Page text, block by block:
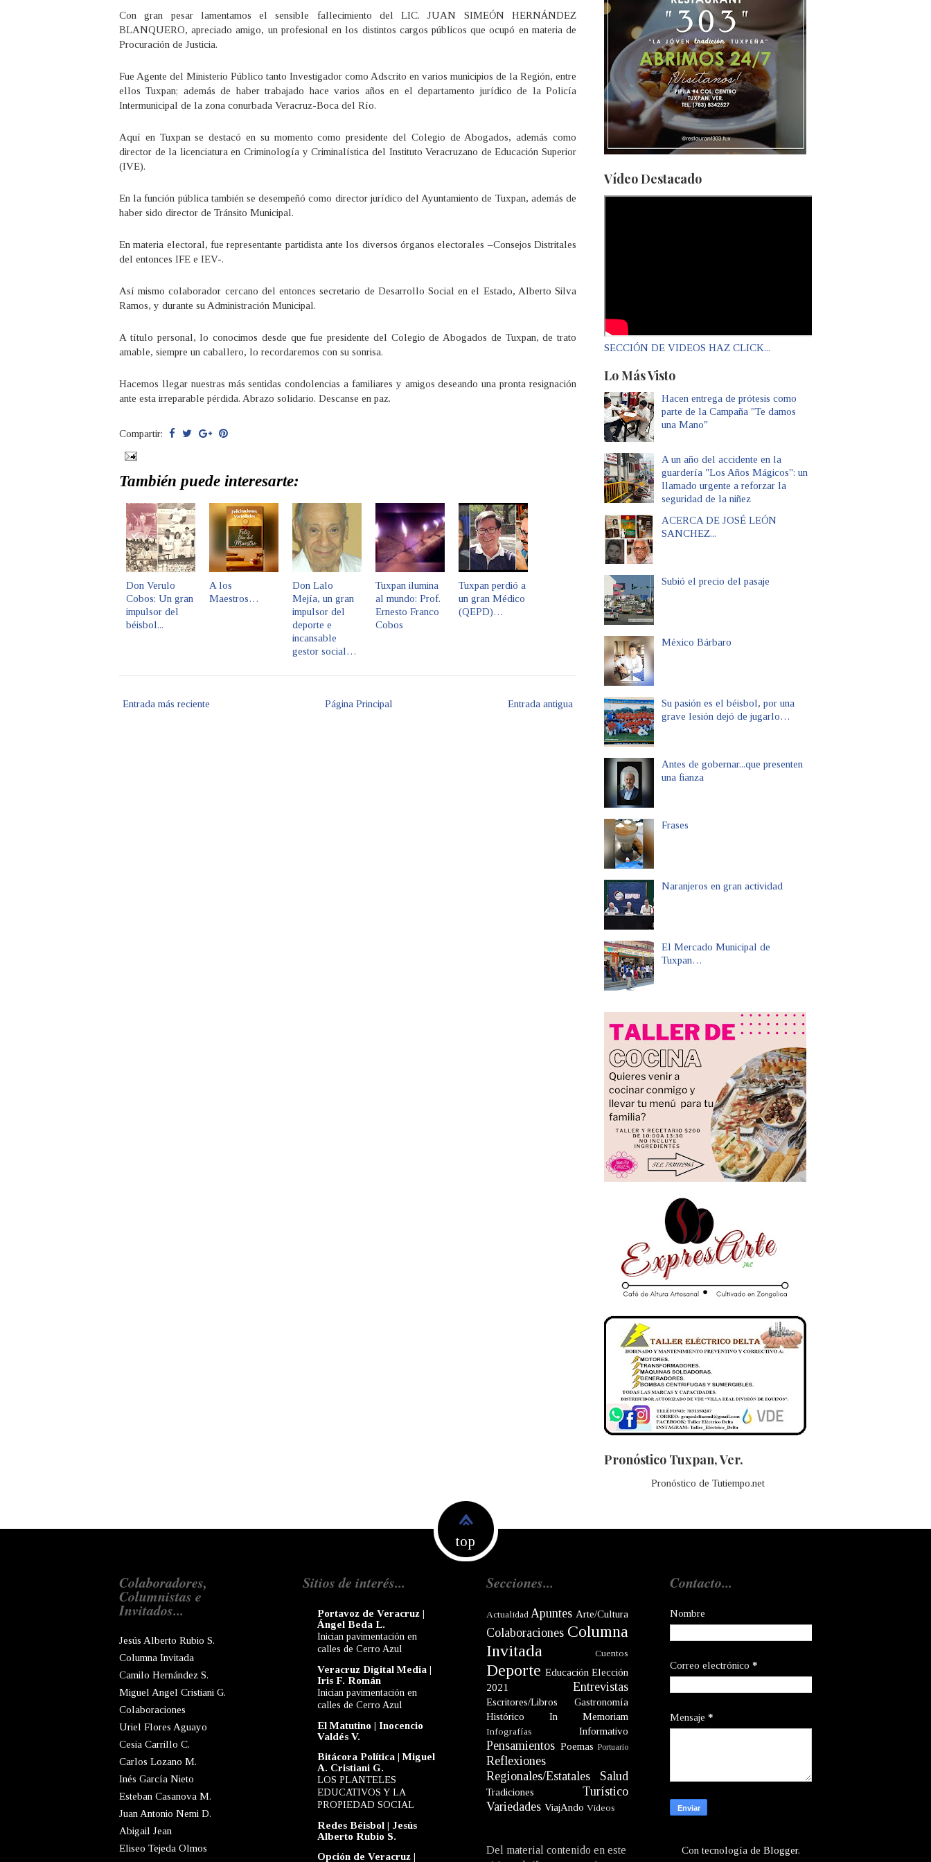
Con gran pesar lamentamos el sensible fallecimiento del LIC. JUAN SIMEÓN HERNÁNDEZ
BLANQUERO, apreciado amigo, un profesional en los distintos cargos públicos que ocupó en materia de
Procuración de Justicia.
Fue Agente del Ministerio Público tanto Investigador como Adscrito en varios municipios de la Región, entre
ellos Tuxpan; además de haber trabajado hace varios años en el departamento jurídico de la Policía
Intermunicipal de la zona conurbada Veracruz-Boca del Río.
Aquí en Tuxpan se destacó en su momento como presidente del Colegio de Abogados, además como
director de la licenciatura en Criminología y Criminalística del Instituto Veracruzano de Educación Superior
(IVE).
En la función pública también se desempeñó como director jurídico del Ayuntamiento de Tuxpan, además de
haber sido director de Tránsito Municipal.
En materia electoral, fue representante partidista ante los diversos órganos electorales –Consejos Distritales
del entonces IFE e IEV-.
Así mismo colaborador cercano del entonces secretario de Desarrollo Social en el Estado, Alberto Silva
Ramos, y durante su Administración Municipal.
A título personal, lo conocimos desde que fue presidente del Colegio de Abogados de Tuxpan, de trato
amable, siempre un caballero, lo recordaremos con su sonrisa.
Hacemos llegar nuestras más sentidas condolencias a familiares y amigos deseando una pronta resignación
ante esta irreparable pérdida. Abrazo solidario. Descanse en paz.
Compartir:
También puede interesarte:
Don Verulo
Cobos: Un gran
impulsor del
béisbol...
A los
Maestros…
Don Lalo
Mejía, un gran
impulsor del
deporte e
incansable
gestor social…
Tuxpan ilumina
al mundo: Prof.
Ernesto Franco
Cobos
Tuxpan perdió a
un gran Médico
(QEPD)…
Entrada más reciente Entrada antigua
Página Principal
Vídeo Destacado
SECCIÓN DE VIDEOS HAZ CLICK...
Lo Más Visto
Hacen entrega de prótesis como
parte de la Campaña "Te damos
una Mano"
A un año del accidente en la
guardería "Los Años Mágicos": un
llamado urgente a reforzar la
seguridad de la niñez
ACERCA DE JOSÉ LEÓN
SANCHEZ...
Subió el precio del pasaje
México Bárbaro
Su pasión es el béisbol, por una
grave lesión dejó de jugarlo…
Antes de gobernar...que presenten
una fianza
Frases
Naranjeros en gran actividad
El Mercado Municipal de
Tuxpan…
Pronóstico Tuxpan, Ver.
Pronóstico de Tutiempo.net
top
Colaboradores,
Columnistas e
Invitados...
Jesús Alberto Rubio S.
Columna Invitada
Camilo Hernández S.
Miguel Angel Cristiani G.
Colaboraciones
Uriel Flores Aguayo
Cesia Carrillo C.
Carlos Lozano M.
Inés García Nieto
Esteban Casanova M.
Juan Antonio Nemi D.
Abigail Jean
Eliseo Tejeda Olmos
Sitios de interés...
Portavoz de Veracruz |
Ángel Beda L.
Inician pavimentación en
calles de Cerro Azul
Veracruz Digital Media |
Iris F. Román
Inician pavimentación en
calles de Cerro Azul
El Matutino | Inocencio
Valdés V.
Bitácora Política | Miguel
A. Cristiani G.
LOS PLANTELES
EDUCATIVOS Y LA
PROPIEDAD SOCIAL
Redes Béisbol | Jesús
Alberto Rubio S.
Opción de Veracruz |
Secciones...
Actualidad Apuntes Arte/Cultura
Colaboraciones Columna
Invitada
Cuentos
Deporte Educación Elección
2021
Entrevistas
Escritores/Libros
Gastronomía
Histórico
In Memoriam
Infografías Informativo
Pensamientos Poemas Portuario
Reflexiones
Regionales/Estatales
Salud
Tradiciones
Turístico
Variedades ViajAndo Videos
Del material contenido en este
Contacto...
Nombre
Correo electrónico *
Mensaje *
Con tecnología de Blogger.